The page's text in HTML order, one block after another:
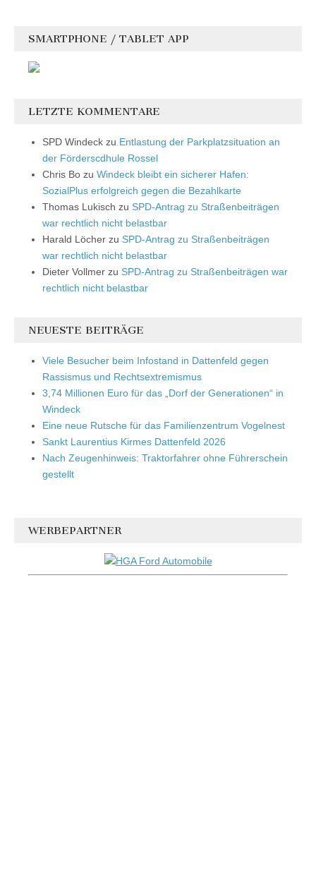
SMARTPHONE / TABLET APP
LETZTE KOMMENTARE
SPD Windeck zu Entlastung der Parkplatzsituation an
der Förderscdhule Rossel
Chris Bo zu Windeck bleibt ein sicherer Hafen:
SozialPlus erfolgreich gegen die Bezahlkarte
Thomas Lukisch zu SPD-Antrag zu Straßenbeiträgen
war rechtlich nicht belastbar
Harald Löcher zu SPD-Antrag zu Straßenbeiträgen
war rechtlich nicht belastbar
Dieter Vollmer zu SPD-Antrag zu Straßenbeiträgen war
rechtlich nicht belastbar
NEUESTE BEITRÄGE
Viele Besucher beim Infostand in Dattenfeld gegen
Rassismus und Rechtsextremismus
3,74 Millionen Euro für das „Dorf der Generationen“ in
Windeck
Eine neue Rutsche für das Familienzentrum Vogelnest
Sankt Laurentius Kirmes Dattenfeld 2026
Nach Zeugenhinweis: Traktorfahrer ohne Führerschein
gestellt
WERBEPARTNER